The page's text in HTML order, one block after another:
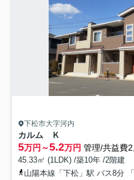
下松市大字河内
カルム Ｋ
5万円～5.2万円 管理/共益費
45.33㎡ (1LDK) /築10年 /2階建
山陽本線「下松」駅 バス8分